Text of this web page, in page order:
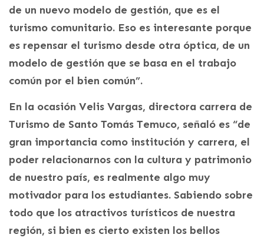
de un nuevo modelo de gestión, que es el
turismo comunitario. Eso es interesante porque
es repensar el turismo desde otra óptica, de un
modelo de gestión que se basa en el trabajo
común por el bien común”.
En la ocasión Velis Vargas, directora carrera de
Turismo de Santo Tomás Temuco, señaló es “de
gran importancia como institución y carrera, el
poder relacionarnos con la cultura y patrimonio
de nuestro país, es realmente algo muy
motivador para los estudiantes. Sabiendo sobre
todo que los atractivos turísticos de nuestra
región, si bien es cierto existen los bellos